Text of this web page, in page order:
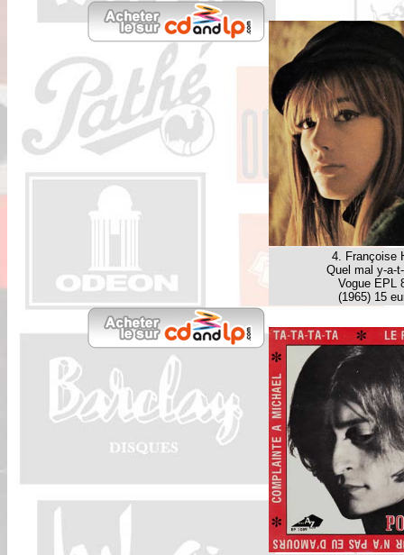
4. Françoise
Quel mal y-a-
Vogue EPL
(1965) 15